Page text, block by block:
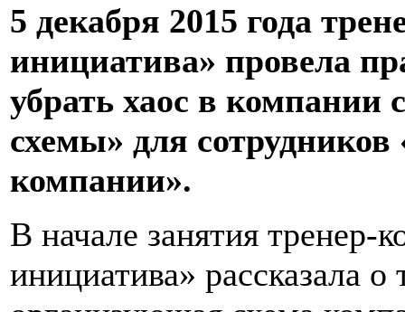
5 декабря 2015 года
инициатива» провела
убрать хаос в
схемы» для
компании».
В начале занятия тренер-
инициатива» рассказала